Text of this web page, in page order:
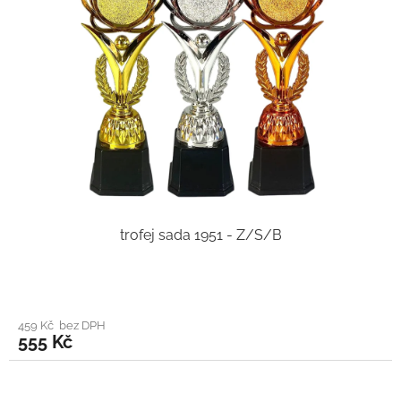
trofej sada 1951 - Z/S/B
459 Kč bez DPH
555 Kč